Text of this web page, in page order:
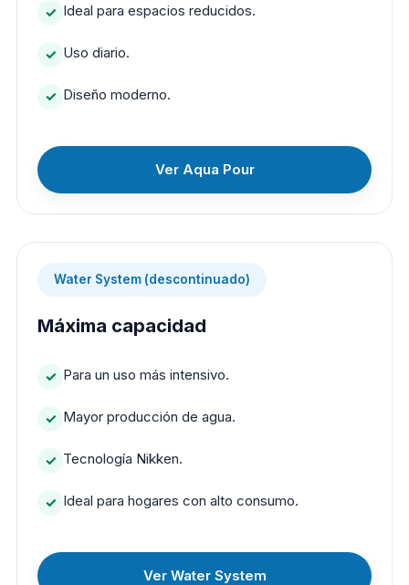
Ideal para espacios reducidos.
Uso diario.
Diseño moderno.
Ver Aqua Pour
Water System (descontinuado)
Máxima capacidad
Para un uso más intensivo.
Mayor producción de agua.
Tecnología Nikken.
Ideal para hogares con alto consumo.
Ver Water System